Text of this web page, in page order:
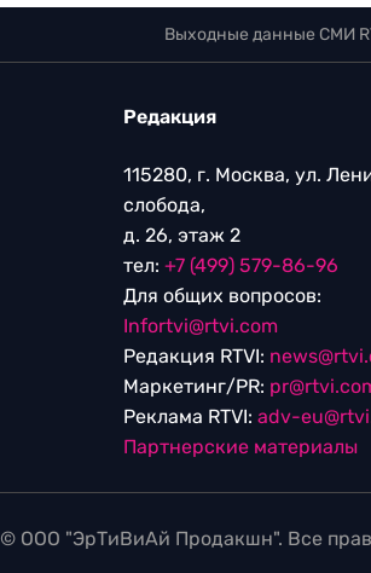
Выходные данные СМИ
Редакция
115280, г. Москва, ул.
слобода,
д. 26, этаж 2
тел: +7 (499) 579-86-96
Для общих вопросов:
Infortvi@rtvi.com
Редакция RTVI:
Маркетинг/PR:
Реклама RTVI: adv-
Партнерские материалы
© ООО "ЭрТиВиАй Продакшн". Все